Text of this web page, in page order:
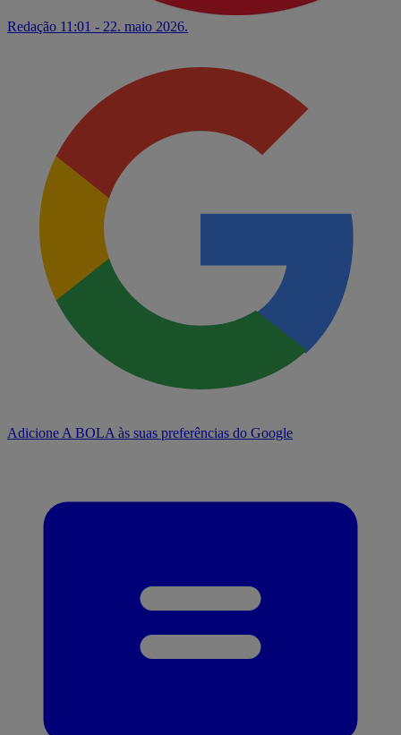
Redação 11:01 - 22. maio 2026.
Adicione A BOLA às suas preferências do Google